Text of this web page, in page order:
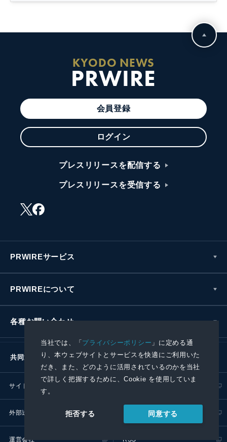
当社では、「プライバシーポリシー 」に定める通
り、本ウェブサイトとサービスを快適にご利用いた
だき、また、どのように活用されているのかを当社
で詳しく把握するために、Cookie を使用していま
す。
拒否する 同意する
KYODO NEWS
PRWIRE
会員登録
ログイン
プレスリリースを配信する
プレスリリースを受信する
PRWIREサービス
PRWIREについて
各種お問い合わせ
共同通信社グループ
サイトポリシー
外部送信ポリシー プレスリリース取扱基準
運営会社 RSS